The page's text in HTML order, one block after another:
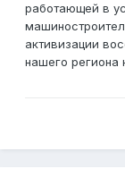
работающей в
активизации
нашего региона